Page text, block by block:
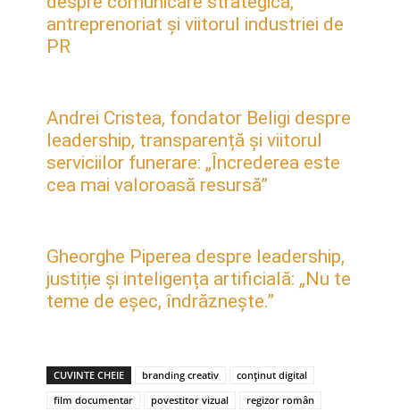
antreprenoriat și viitorul industriei de
PR
Andrei Cristea, fondator Beligi despre
leadership, transparență și viitorul
serviciilor funerare: „Încrederea este
cea mai valoroasă resursă”
Gheorghe Piperea despre leadership,
justiție și inteligența artificială: „Nu te
teme de eșec, îndrăznește.”
CUVINTE CHEIE branding creativ
conținut digital
film documentar
povestitor vizual regizor român